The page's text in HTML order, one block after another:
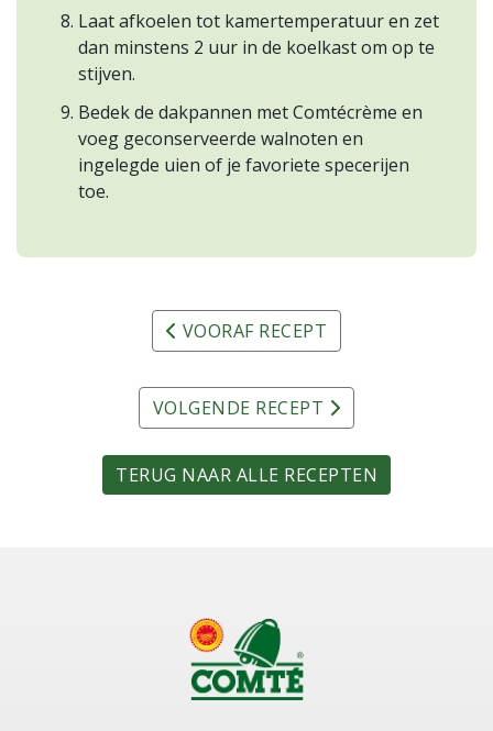
Laat afkoelen tot kamertemperatuur en zet
dan minstens 2 uur in de koelkast om op te
stijven.
Bedek de dakpannen met Comtécrème en
voeg geconserveerde walnoten en
ingelegde uien of je favoriete specerijen
toe.
VOORAF RECEPT
VOLGENDE RECEPT
TERUG NAAR ALLE RECEPTEN